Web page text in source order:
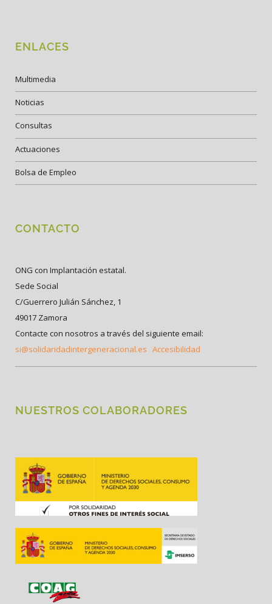
ENLACES
Multimedia
Noticias
Consultas
Actuaciones
Bolsa de Empleo
CONTACTO
ONG con Implantación estatal.
Sede Social
C/Guerrero Julián Sánchez, 1
49017 Zamora
Contacte con nosotros a través del siguiente email:
si@solidaridadintergeneracional.es Accesibilidad
NUESTROS COLABORADORES